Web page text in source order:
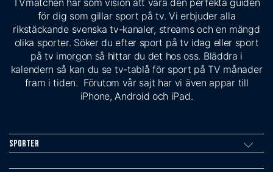
TVmatchen har som vision att vara den perfekta guiden
för dig som gillar sport på tv. Vi erbjuder alla
rikstäckande svenska tv-kanaler, streams och en mängd
olika sporter. Söker du efter sport på tv idag eller sport
på tv imorgon så hittar du det hos oss. Bläddra i
kalendern så kan du se tv-tablå för sport på TV månader
fram i tiden. Förutom vår sajt har vi även appar till
iPhone, Android och iPad.
Sporter